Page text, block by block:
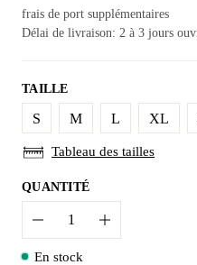
frais de port supplémentaires
Délai de livraison: 2 à 3 jours
TAILLE
S M L XL
Tableau des tailles
QUANTITÉ
Quantité
En stock